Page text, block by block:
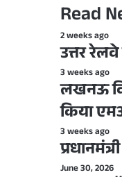
Read
2 weeks ago
उत्तर
3 weeks ago
लखनऊ
किया
3 weeks ago
June 30, 2026